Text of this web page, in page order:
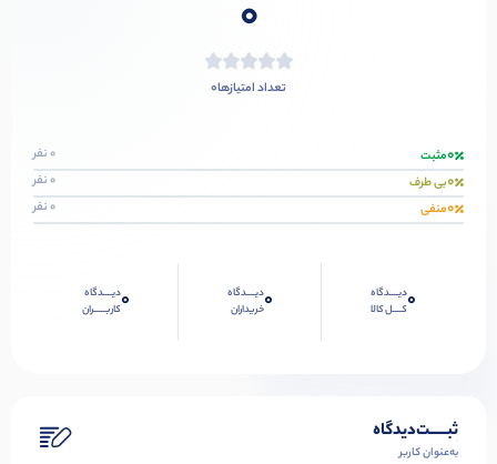
0
تعداد امتیازها0
0مثبت 0 نفر
0بی طرف 0 نفر
0منفی 0 نفر
0دیــــدگاه
کــــل کالا
0دیــــدگاه
خریداران
0دیــــدگاه
کاربـــــران
ثبـــــت‌دیدگاه
به‌عنوان کاربر